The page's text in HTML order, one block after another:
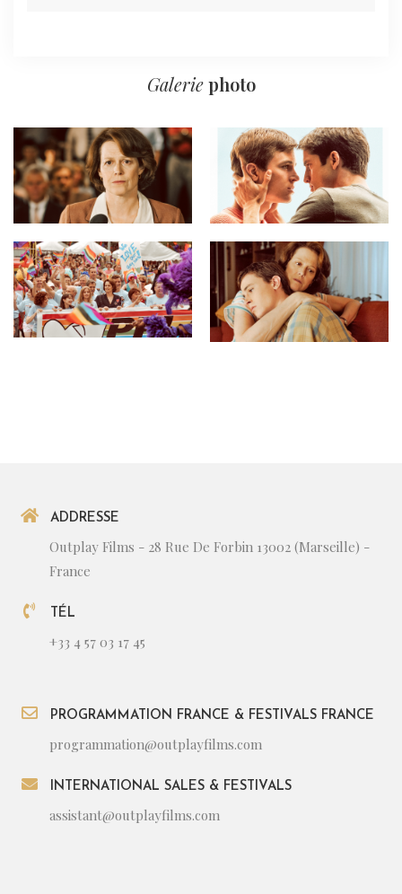
Galerie photo
ADDRESSE
Outplay Films - 28 Rue De Forbin 13002 (Marseille) -
France
TÉL
+33 4 57 03 17 45
PROGRAMMATION FRANCE & FESTIVALS FRANCE
programmation@outplayfilms.com
INTERNATIONAL SALES & FESTIVALS
assistant@outplayfilms.com